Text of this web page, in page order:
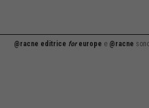
@racne editrice foreurope e @racne